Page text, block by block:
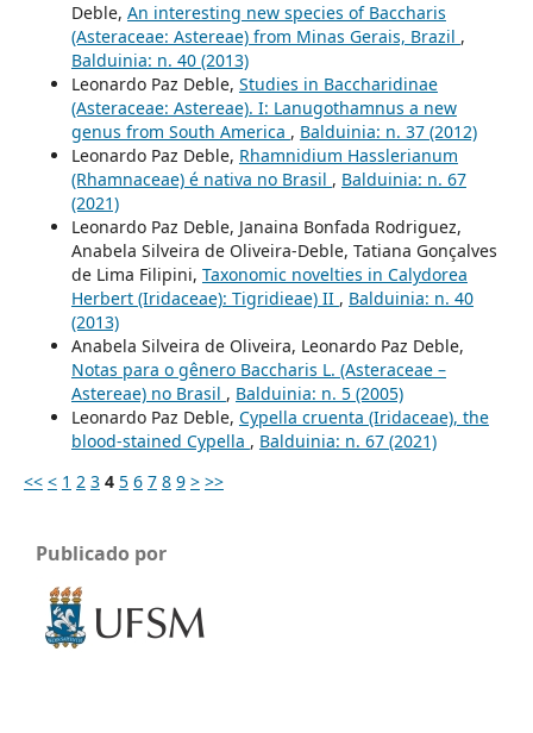
Deble, An interesting new species of Baccharis
(Asteraceae: Astereae) from Minas Gerais, Brazil ,
Balduinia: n. 40 (2013)
Leonardo Paz Deble, Studies in Baccharidinae
(Asteraceae: Astereae). I: Lanugothamnus a new
genus from South America , Balduinia: n. 37 (2012)
Leonardo Paz Deble, Rhamnidium Hasslerianum
(Rhamnaceae) é nativa no Brasil , Balduinia: n. 67
(2021)
Leonardo Paz Deble, Janaina Bonfada Rodriguez,
Anabela Silveira de Oliveira-Deble, Tatiana Gonçalves
de Lima Filipini, Taxonomic novelties in Calydorea
Herbert (Iridaceae): Tigridieae) II , Balduinia: n. 40
(2013)
Anabela Silveira de Oliveira, Leonardo Paz Deble,
Notas para o gênero Baccharis L. (Asteraceae –
Astereae) no Brasil , Balduinia: n. 5 (2005)
Leonardo Paz Deble, Cypella cruenta (Iridaceae), the
blood-stained Cypella , Balduinia: n. 67 (2021)
<< < 1 2 3 4 5 6 7 8 9 > >>
Publicado por